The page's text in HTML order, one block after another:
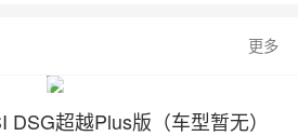
更多
超越Plus版（车型暂无）